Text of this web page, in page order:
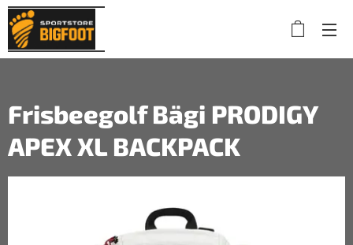
Frisbeegolf Bägi PRODIGY
APEX XL BACKPACK